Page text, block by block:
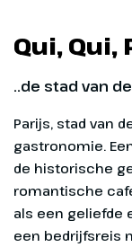
Qui, Qui,
..de stad van
Parijs, stad van
gastronomie.
de historische
romantische
als een geliefde
een bedrijfsreis